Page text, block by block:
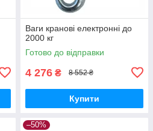
Ваги кранові електронні до
2000 кг
Готово до відправки
4 276 ₴ 8 552 ₴
Купити
–50%